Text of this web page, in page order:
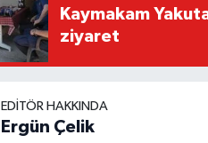
Kaymakam
ziyaret
EDITÖR HAKKINDA
Ergün Çelik